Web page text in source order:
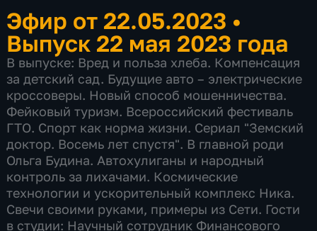
Эфир от 22.05.2023 •
Выпуск 22 мая 2023 года
В выпуске: Вред и польза хлеба. Компенсация
за детский сад. Будущие авто – электрические
кроссоверы. Новый способ мошенничества.
Фейковый туризм. Всероссийский фестиваль
ГТО. Спорт как норма жизни. Сериал "Земский
доктор. Восемь лет спустя". В главной роди
Ольга Будина. Автохулиганы и народный
контроль за лихачами. Космические
технологии и ускорительный комплекс Ника.
Свечи своими руками, примеры из Сети. Гости
в студии: Научный сотрудник Финансового